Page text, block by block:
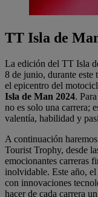
TT Isla de
La edición del TT Isla
8 de junio, durante este
el epicentro del
Isla de Man 2024.
no es solo una carrera;
valentía, habilidad y
A continuación
Tourist Trophy, desde
emocionantes carreras
inolvidable. Este año,
con innovaciones
hacer de cada carrera